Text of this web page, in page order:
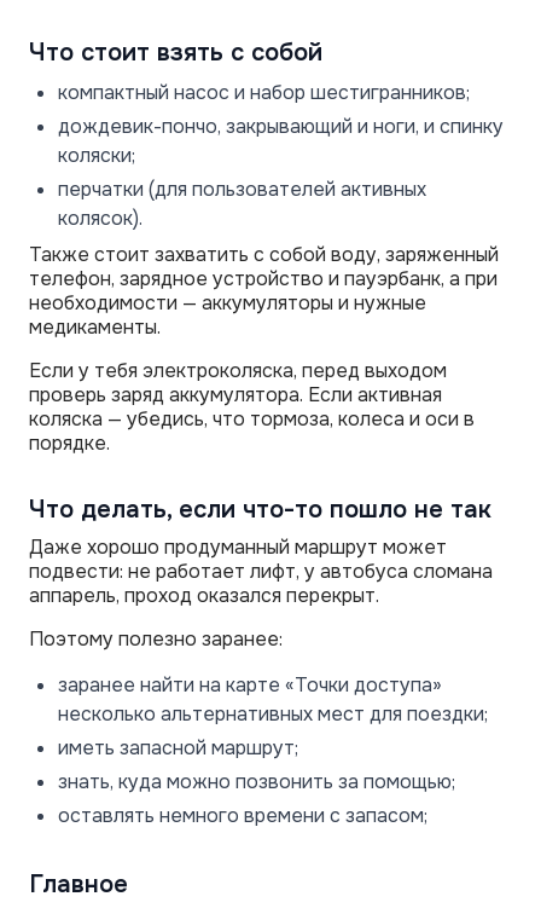
Что стоит взять с собой
компактный насос и набор шестигранников;
дождевик-пончо, закрывающий и ноги, и спинку
коляски;
перчатки (для пользователей активных
колясок).
Также стоит захватить с собой воду, заряженный
телефон, зарядное устройство и пауэрбанк, а при
необходимости — аккумуляторы и нужные
медикаменты.
Если у тебя электроколяска, перед выходом
проверь заряд аккумулятора. Если активная
коляска — убедись, что тормоза, колеса и оси в
порядке.
Что делать, если что-то пошло не так
Даже хорошо продуманный маршрут может
подвести: не работает лифт, у автобуса сломана
аппарель, проход оказался перекрыт.
Поэтому полезно заранее:
заранее найти на карте «Точки доступа»
несколько альтернативных мест для поездки;
иметь запасной маршрут;
знать, куда можно позвонить за помощью;
оставлять немного времени с запасом;
Главное